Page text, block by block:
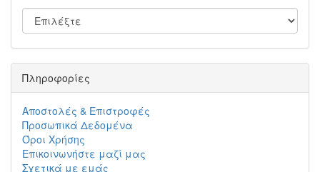
Πληροφορίες
Αποστολές & Επιστροφές
Προσωπικά Δεδομένα
Όροι Χρήσης
Επικοινωνήστε μαζί μας
Σχετικά με εμάς